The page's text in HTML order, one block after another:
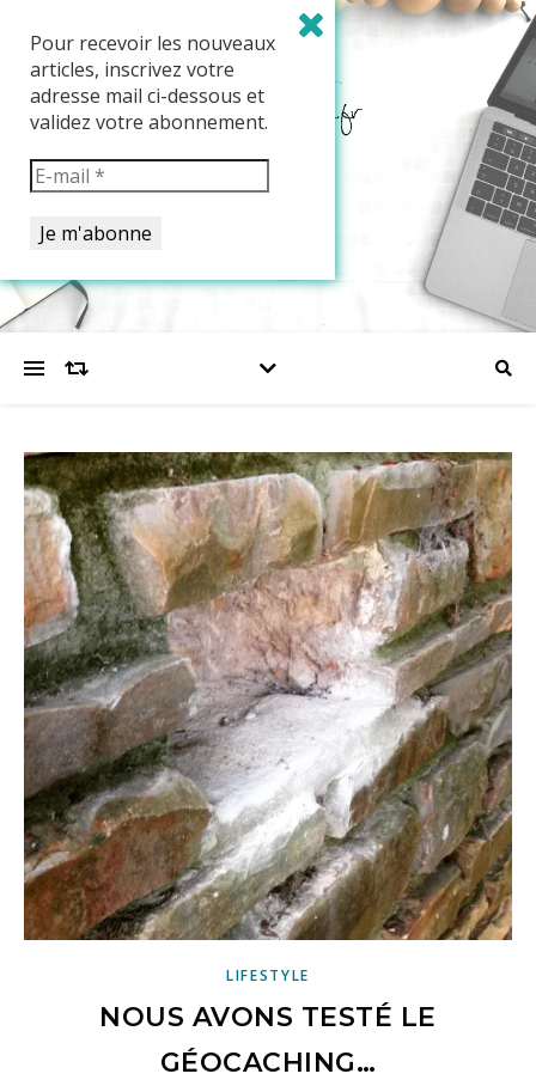
LIFESTYLE
NOUS AVONS TESTÉ LE
GÉOCACHING…
Pour recevoir les nouveaux
articles, inscrivez votre
adresse mail ci-dessous et
validez votre abonnement.